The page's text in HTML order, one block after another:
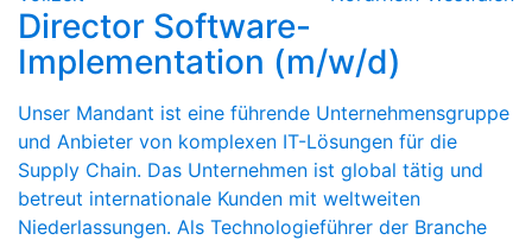
Director Software-
Implementation (m/w/d)
Unser Mandant ist eine führende Unternehmensgruppe
und Anbieter von komplexen IT-Lösungen für die
Supply Chain. Das Unternehmen ist global tätig und
betreut internationale Kunden mit weltweiten
Niederlassungen. Als Technologieführer der Branche